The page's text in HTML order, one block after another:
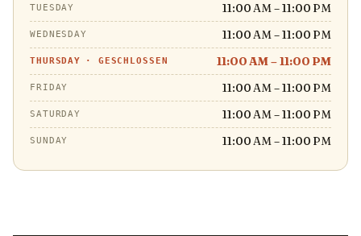
TUESDAY 11:00 AM – 11:00 PM
WEDNESDAY 11:00 AM – 11:00 PM
THURSDAY · GESCHLOSSEN 11:00 AM – 11:00 PM
FRIDAY 11:00 AM – 11:00 PM
SATURDAY 11:00 AM – 11:00 PM
SUNDAY 11:00 AM – 11:00 PM